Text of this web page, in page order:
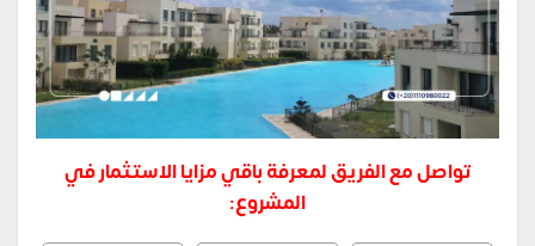
تواصل مع الفريق لمعرفة باقي مزايا الاستثمار في
المشروع: